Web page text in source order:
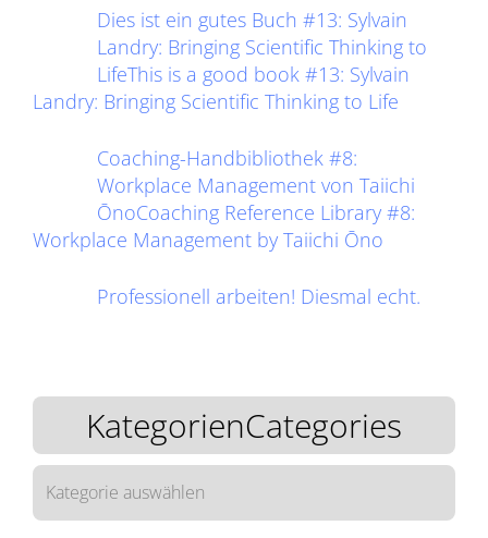
Dies ist ein gutes Buch #13: Sylvain
Landry: Bringing Scientific Thinking to
LifeThis is a good book #13: Sylvain
Landry: Bringing Scientific Thinking to Life
Coaching-Handbibliothek #8:
Workplace Management von Taiichi
ŌnoCoaching Reference Library #8:
Workplace Management by Taiichi Ōno
Professionell arbeiten! Diesmal echt.
KategorienCategories
KategorienCategories